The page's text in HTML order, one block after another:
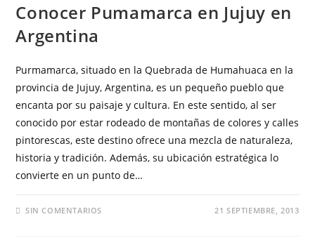
Conocer Pumamarca en Jujuy en
Argentina
Purmamarca, situado en la Quebrada de Humahuaca en la
provincia de Jujuy, Argentina, es un pequeño pueblo que
encanta por su paisaje y cultura. En este sentido, al ser
conocido por estar rodeado de montañas de colores y calles
pintorescas, este destino ofrece una mezcla de naturaleza,
historia y tradición. Además, su ubicación estratégica lo
convierte en un punto de…
SIN COMENTARIOS 21 SEPTIEMBRE, 2013